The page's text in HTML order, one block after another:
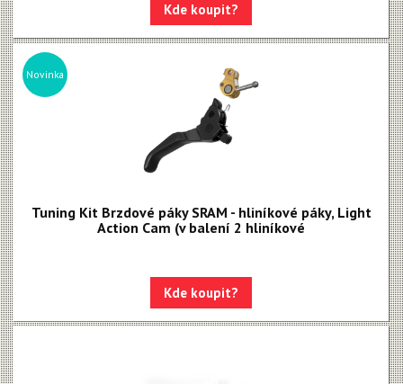
Kde koupit?
Novinka
Tuning Kit Brzdové páky SRAM - hliníkové páky, Light
Action Cam (v balení 2 hliníkové
Kde koupit?